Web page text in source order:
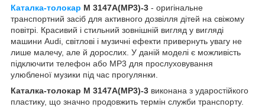
Каталка-толокар M 3147A(MP3)-3 - оригінальне
транспортний засіб для активного дозвілля дітей на свіжому
повітрі. Красивий і стильний зовнішній вигляд у вигляді
машини Audi, світлові і музичні ефекти привернуть увагу не
лише малечу, але й дорослих. У даній моделі є можливість
підключити телефон або МР3 для прослуховування
улюбленої музики під час прогулянки.
Каталка-толокар M 3147A(MP3)-3 виконана з ударостійкого
пластику, що значно продовжить термін служби транспорту.